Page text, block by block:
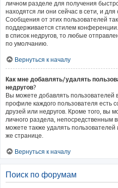
личном разделе для получения
находятся ли они сейчас в сети, и
Сообщения от этих пользователей
поддерживается стилем
в список недругов, то любые
по умолчанию.
Вернуться к началу
Как мне добавлять/удалять
недругов?
Вы можете добавлять пользователей
профиле каждого пользователя есть
друзей или недругов. Кроме того, вы
личного раздела, непосредственным
можете также удалять пользователей
же странице.
Вернуться к началу
Поиск по форумам